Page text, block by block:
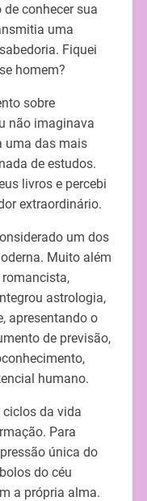
conhecer sua
uma
Fiquei
homem?
sobre
não imaginava
uma das mais
de estudos.
livros e percebi
extraordinário.
um dos
Muito além
astrologia,
apresentando o
de previsão,
humano.
ciclos da vida
Para
única do
do céu
a própria alma.